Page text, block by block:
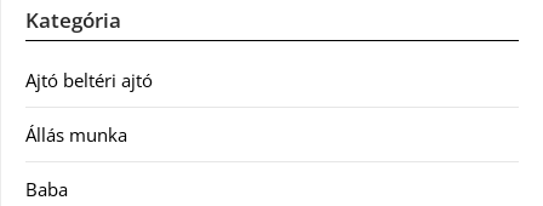
Kategória
Ajtó beltéri ajtó
Állás munka
Baba